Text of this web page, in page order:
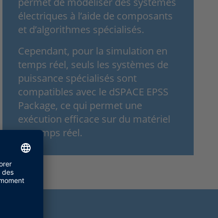
électriques à l’aide de composants
et d’algorithmes spécialisés.
Cependant, pour la simulation en
temps réel, seuls les systèmes de
puissance spécialisés sont
compatibles avec le dSPACE EPSS
Package, ce qui permet une
exécution efficace sur du matériel
en temps réel.